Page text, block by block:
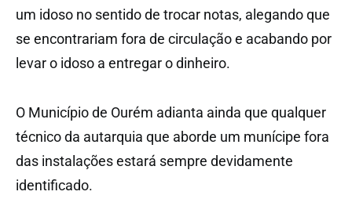
um idoso no sentido de trocar notas, alegando que
se encontrariam fora de circulação e acabando por
levar o idoso a entregar o dinheiro.
O Município de Ourém adianta ainda que qualquer
técnico da autarquia que aborde um munícipe fora
das instalações estará sempre devidamente
identificado.